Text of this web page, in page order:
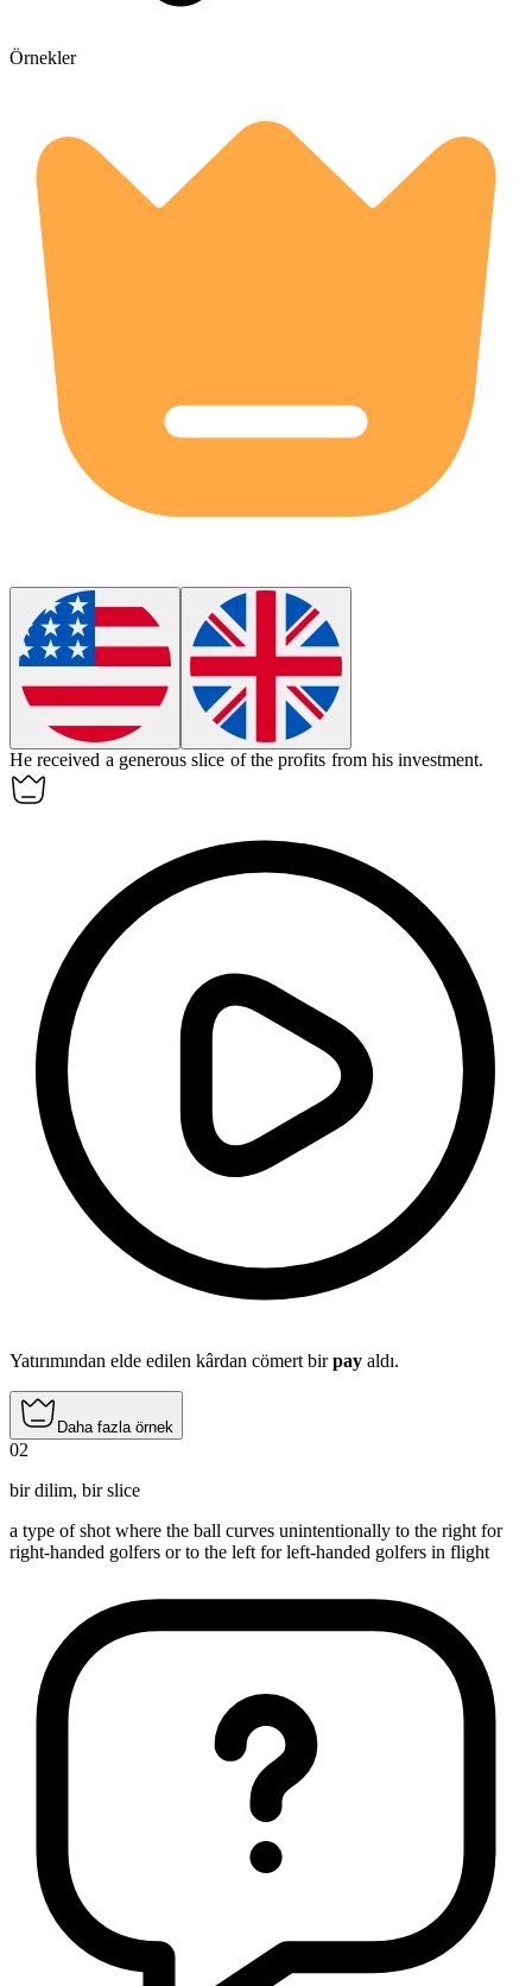
Örnekler
He received a generousslice of the profits from his investment.
Yatırımından elde edilen kârdan cömert birpay aldı.
Daha fazla örnek
02
bir dilim, bir slice
a type of shot where the ball curves unintentionally to the right for
right-handed golfers or to the left for left-handed golfers in flight